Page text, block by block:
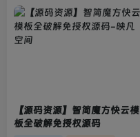
【源码资源】智简魔方快云模
板全破解免授权源码